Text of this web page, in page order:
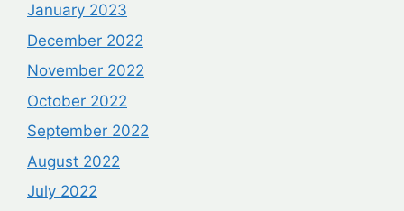
January 2023
December 2022
November 2022
October 2022
September 2022
August 2022
July 2022